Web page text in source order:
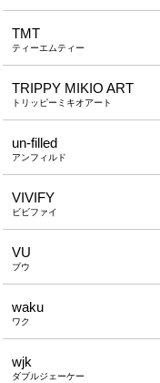
TMT
ティーエムティー
TRIPPY MIKIO ART
トリッピーミキオアート
un-filled
アンフィルド
VIVIFY
ビビファイ
VU
ブウ
waku
ワク
wjk
ダブルジェーケー